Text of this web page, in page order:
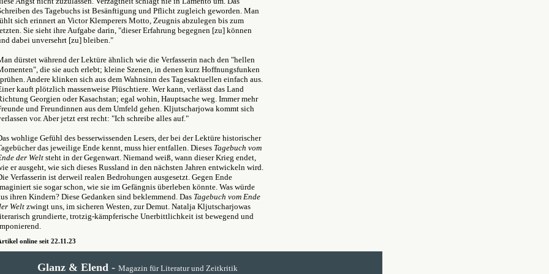
des Tagebuchs ist Besänftigung und Pflicht zugleich geworden. Man
sich erinnert an Victor Klemperers Motto, Zeugnis abzulegen bis zum
Sie sieht ihre Aufgabe darin, "dieser Erfahrung begegnen [zu] können
dabei unversehrt [zu] bleiben."
dürstet während der Lektüre ähnlich wie die Verfasserin nach den "hellen
die sie auch erlebt; kleine Szenen, in denen kurz Hoffnungsfunken
Andere klinken sich aus dem Wahnsinn des Tagesaktuellen einfach aus.
kauft plötzlich massenweise Plüschtiere. Wer kann, verlässt das Land
Georgien oder Kasachstan; egal wohin, Hauptsache weg. Immer mehr
und Freundinnen aus dem Umfeld gehen. Kljutscharjowa kommt sich
vor. Aber jetzt erst recht: "Ich schreibe alles auf."
wohlige Gefühl des besserwissenden Lesers, der bei der Lektüre historischer
das jeweilige Ende kennt, muss hier entfallen. Dieses Tagebuch vom
der Welt steht in der Gegenwart. Niemand weiß, wann dieser Krieg endet,
er ausgeht, wie sich dieses Russland in den nächsten Jahren entwickeln wird.
Verfasserin ist derweil realen Bedrohungen ausgesetzt. Gegen Ende
sie sogar schon, wie sie im Gefängnis überleben könnte. Was würde
ihren Kindern? Diese Gedanken sind beklemmend. Das Tagebuch vom Ende
Welt zwingt uns, im sicheren Westen, zur Demut. Natalja Kljutscharjowas
grundierte, trotzig-kämpferische Unerbittlichkeit ist bewegend und
online seit 22.11.23
Glanz & Elend- Magazin für Literatur und Zeitkritik